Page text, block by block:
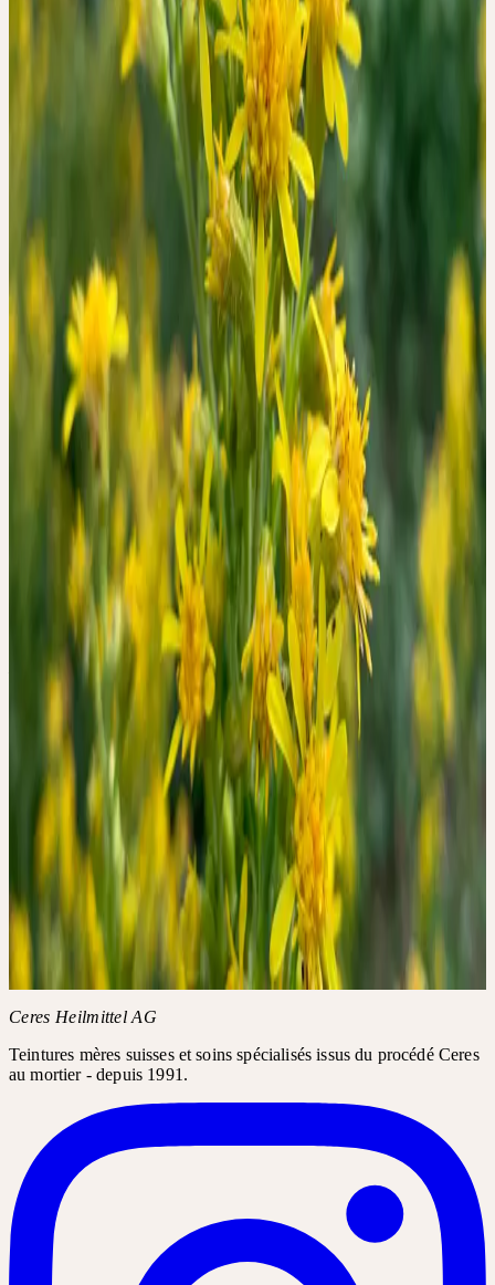
Aus organisatorischen Gründen können wir derzeit nur
Teilnehmern einen Platz anbieten, die ihren Wohnsitz in
Deutschland haben. Dieser Workshop findet über Zoom statt. Die
Unterlagen zur Fortbildung und der Zoom-Link werden Ihnen zu
einem späteren Zeitpunkt zugesendet.
+49 2237 638 03-0
seminare@ceresheilmittel.de
EUR 49
mercredi, 7 octobre 2026
14:00 – 17:00
Délai d'inscription
3 Wochen vor Workshoptermin
Conditions
Stornierungsbedingungen: Die Anmeldung kann bis zu 3 Wochen
vor Workshoptermin kostenfrei storniert werden. Danach ist - auch
im Krankheitsfall - die volle Kursgebühr zu entrichten.
Thèmes
Ausleitung & Entgiftung
Supervision Praxisfälle
Informations complémentaires
CGV de l'Académie
FAQ de
Ceres Heilmittel AG
Teintures mères suisses et soins spécialisés issus du procédé Ceres
au mortier - depuis 1991.